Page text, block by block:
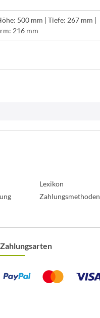
500 mm | Tiefe: 267 mm |
216 mm
Lexikon
Zahlungsmethoden
Zahlungsarten